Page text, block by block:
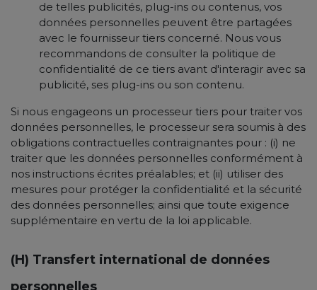
de telles publicités, plug-ins ou contenus, vos
données personnelles peuvent être partagées
avec le fournisseur tiers concerné. Nous vous
recommandons de consulter la politique de
confidentialité de ce tiers avant d'interagir avec sa
publicité, ses plug-ins ou son contenu.
Si nous engageons un processeur tiers pour traiter vos
données personnelles, le processeur sera soumis à des
obligations contractuelles contraignantes pour : (i) ne
traiter que les données personnelles conformément à
nos instructions écrites préalables; et (ii) utiliser des
mesures pour protéger la confidentialité et la sécurité
des données personnelles; ainsi que toute exigence
supplémentaire en vertu de la loi applicable.
(H) Transfert international de données
personnelles